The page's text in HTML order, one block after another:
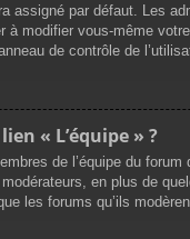
assigné par défaut. Les
à modifier vous-même
de contrôle de
« L’équipe » ?
de l’équipe du forum
en plus de
les forums qu’ils